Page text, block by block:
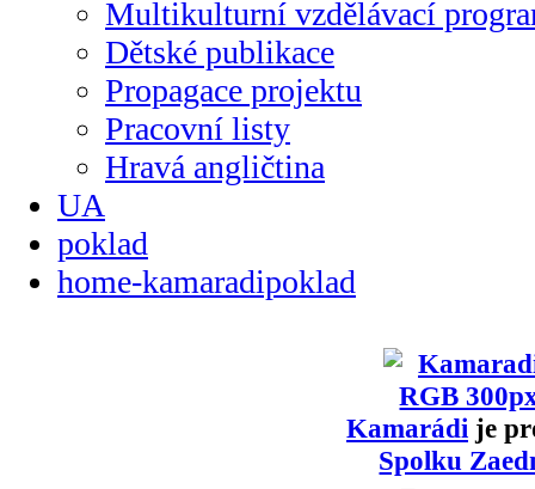
Multikulturní vzdělávací
Dětské publikace
Propagace projektu
Pracovní listy
Hravá angličtina
UA
poklad
home-kamaradipoklad
Kamarádi je
Spolku